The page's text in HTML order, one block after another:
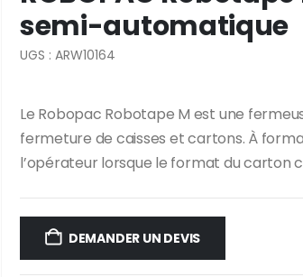
semi-automatique
UGS : ARW10164
Le Robopac Robotape M est une
fermeture de caisses et cartons. À
l’opérateur lorsque le format du carton
DEMANDER UN DEVIS